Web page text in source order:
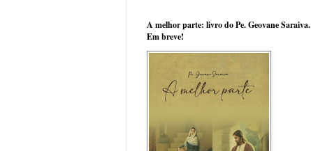
A melhor parte: livro do Pe. Geovane Saraiva.
Em breve!